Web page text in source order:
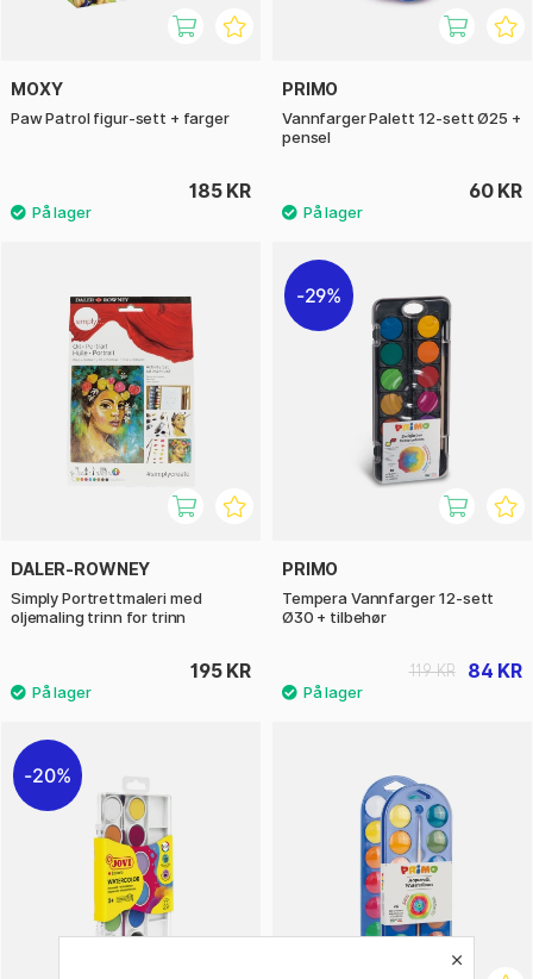
MOXY
Paw Patrol figur-sett + farger
185 KR
PRIMO
Vannfarger Palett 12-sett Ø25 +
pensel
60 KR
DALER-ROWNEY
Simply Portrettmaleri med
oljemaling trinn for trinn
195 KR
29%
PRIMO
Tempera Vannfarger 12-sett
Ø30 + tilbehør
84 KR
119 KR
20%